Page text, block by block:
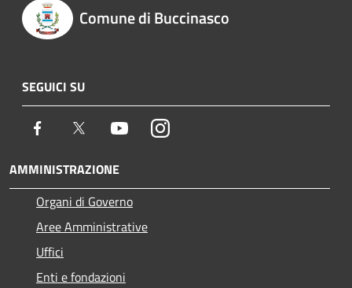
Comune di Buccinasco
SEGUICI SU
Facebook Twitter YoutubeInstagram
AMMINISTRAZIONE
Organi di Governo
Aree Amministrative
Uffici
Enti e fondazioni